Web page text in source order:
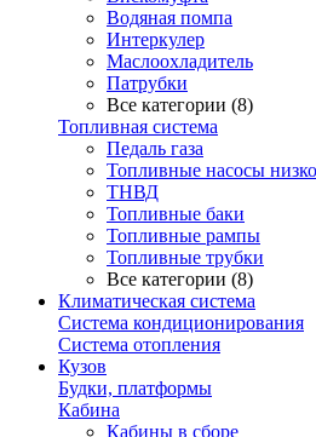
Водяная помпа
Интеркулер
Маслоохладитель
Патрубки
Все категории (8)
Топливная система
Педаль газа
Топливные насосы
ТНВД
Топливные баки
Топливные рампы
Топливные трубки
Все категории (8)
Климатическая система
Система кондиционирования
Система отопления
Кузов
Будки, платформы
Кабина
Кабины в сборе